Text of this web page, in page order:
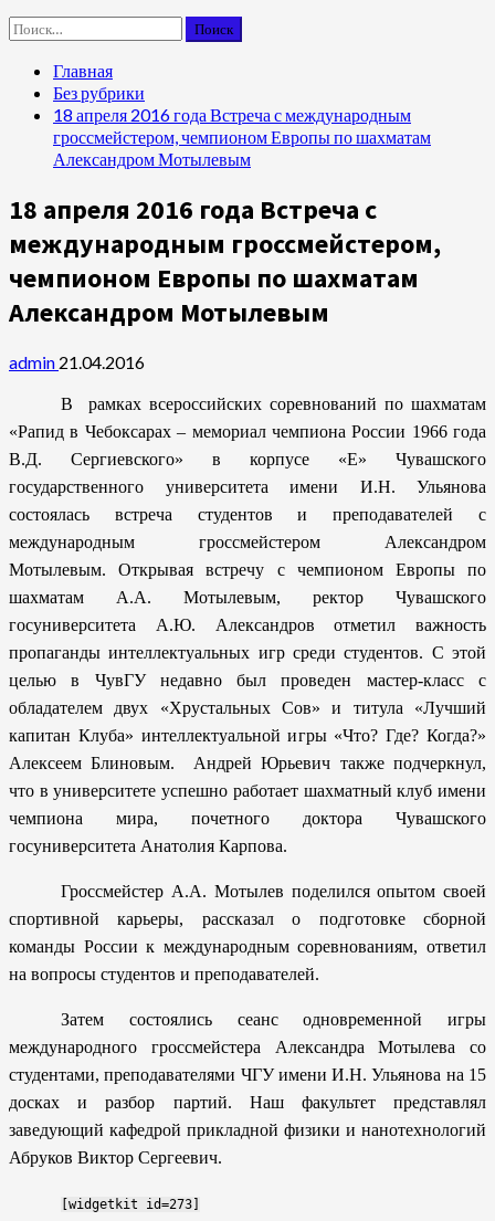
Найти:
Главная
Без рубрики
18 апреля 2016 года Встреча с международным
гроссмейстером, чемпионом Европы по шахматам
Александром Мотылевым
18 апреля 2016 года Встреча с
международным гроссмейстером,
чемпионом Европы по шахматам
Александром Мотылевым
admin 21.04.2016
В рамках всероссийских соревнований по шахматам
«Рапид в Чебоксарах – мемориал чемпиона России 1966 года
В.Д. Сергиевского» в корпусе «Е» Чувашского
государственного университета имени И.Н. Ульянова
состоялась встреча студентов и преподавателей с
международным гроссмейстером Александром
Мотылевым. Открывая встречу с чемпионом Европы по
шахматам А.А. Мотылевым, ректор Чувашского
госуниверситета А.Ю. Александров отметил важность
пропаганды интеллектуальных игр среди студентов. С этой
целью в ЧувГУ недавно был проведен мастер-класс с
обладателем двух «Хрустальных Сов» и титула «Лучший
капитан Клуба» интеллектуальной игры «Что? Где? Когда?»
Алексеем Блиновым. Андрей Юрьевич также подчеркнул,
что в университете успешно работает шахматный клуб имени
чемпиона мира, почетного доктора Чувашского
госуниверситета Анатолия Карпова.
Гроссмейстер А.А. Мотылев поделился опытом своей
спортивной карьеры, рассказал о подготовке сборной
команды России к международным соревнованиям, ответил
на вопросы студентов и преподавателей.
Затем состоялись сеанс одновременной игры
международного гроссмейстера Александра Мотылева со
студентами, преподавателями ЧГУ имени И.Н. Ульянова на 15
досках и разбор партий. Наш факультет представлял
заведующий кафедрой прикладной физики и нанотехнологий
Абруков Виктор Сергеевич.
[widgetkit id=273]